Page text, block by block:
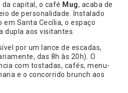
da capital, o café Mug, acaba de
de personalidade. Instalado
Santa Cecília, o espaço
dupla aos visitantes.
por um lance de escadas,
das 8h às 20h). O
com tostadas, cafés, menu-
e o concorrido brunch aos